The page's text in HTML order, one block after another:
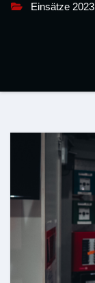
Einsätze 2023